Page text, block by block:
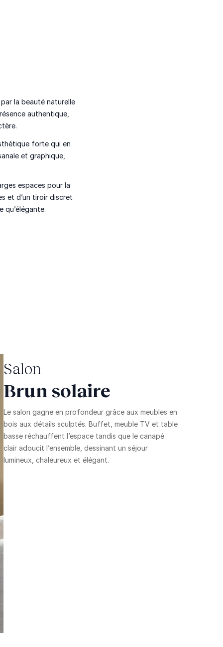
la beauté naturelle
authentique,
forte qui en
et graphique,
espaces pour la
et d’un tiroir discret
Salon
Brun solaire
Le salon gagne en profondeur grâce aux meubles en
bois aux détails sculptés. Buffet, meuble TV et table
basse réchauffent l’espace tandis que le canapé
clair adoucit l’ensemble, dessinant un séjour
lumineux, chaleureux et élégant.